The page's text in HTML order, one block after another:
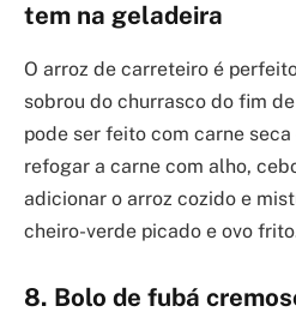
tem na geladeira
O arroz de carreteiro é
sobrou do churrasco do fim
pode ser feito com carne
refogar a carne com alho,
adicionar o arroz cozido e
cheiro-verde picado e ovo
8. Bolo de fubá